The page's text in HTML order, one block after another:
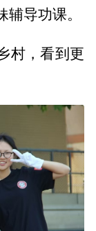
导功课。
村，看到更